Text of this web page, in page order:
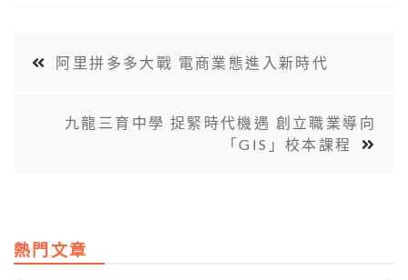
阿里拼多多大戰 電商業態進入新時代
九龍三育中學 捉緊時代機遇 創立職業導向
「GIS」校本課程
熱門文章